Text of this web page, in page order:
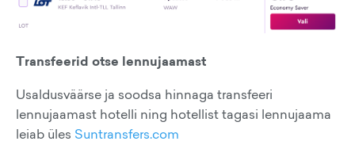
Transfeerid otse lennujaamast
Usaldusväärse ja soodsa hinnaga transfeeri
lennujaamast hotelli ning hotellist tagasi lennujaama
leiab üles Suntransfers.com